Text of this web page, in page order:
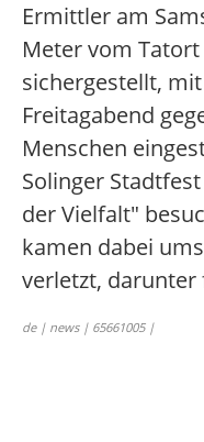
Ermittler am
Meter vom
sichergestellt,
Freitagabend
Menschen
Solinger
der Vielfalt"
kamen dabei
verletzt, darunter
de | news | 65661005 |